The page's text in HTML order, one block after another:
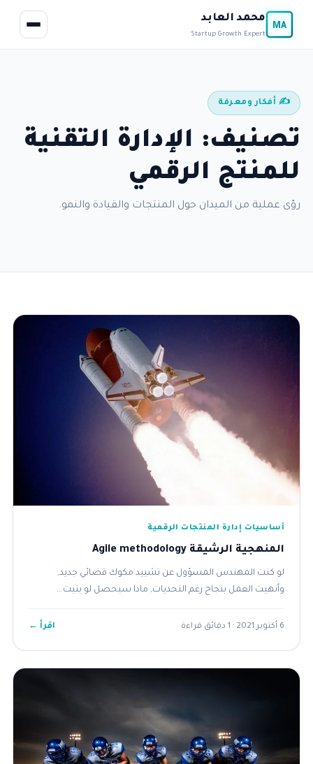
MA
محمد العابد
Startup Growth Expert
✍️ أفكار ومعرفة
تصنيف: الإدارة التقنية
للمنتج الرقمي
رؤى عملية من الميدان حول المنتجات والقيادة والنمو.
أساسيات إدارة المنتجات الرقمية
المنهجية الرشيقة Agile methodology
لو كنت المهندس المسؤول عن تشييد مكوك فضائي جديد,
وأنهيت العمل بنجاح رغم التحديات, ماذا سيحصل لو بنيت...
6 أكتوبر 2021 · 1 دقائق قراءة اقرأ ←